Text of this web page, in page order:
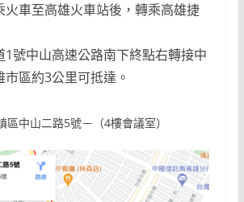
火車至高雄火車站後，轉乘高雄捷
1號中山高速公路南下終點右轉接中
市區約3公里可抵達。
區中山二路5號－（4樓會議室）